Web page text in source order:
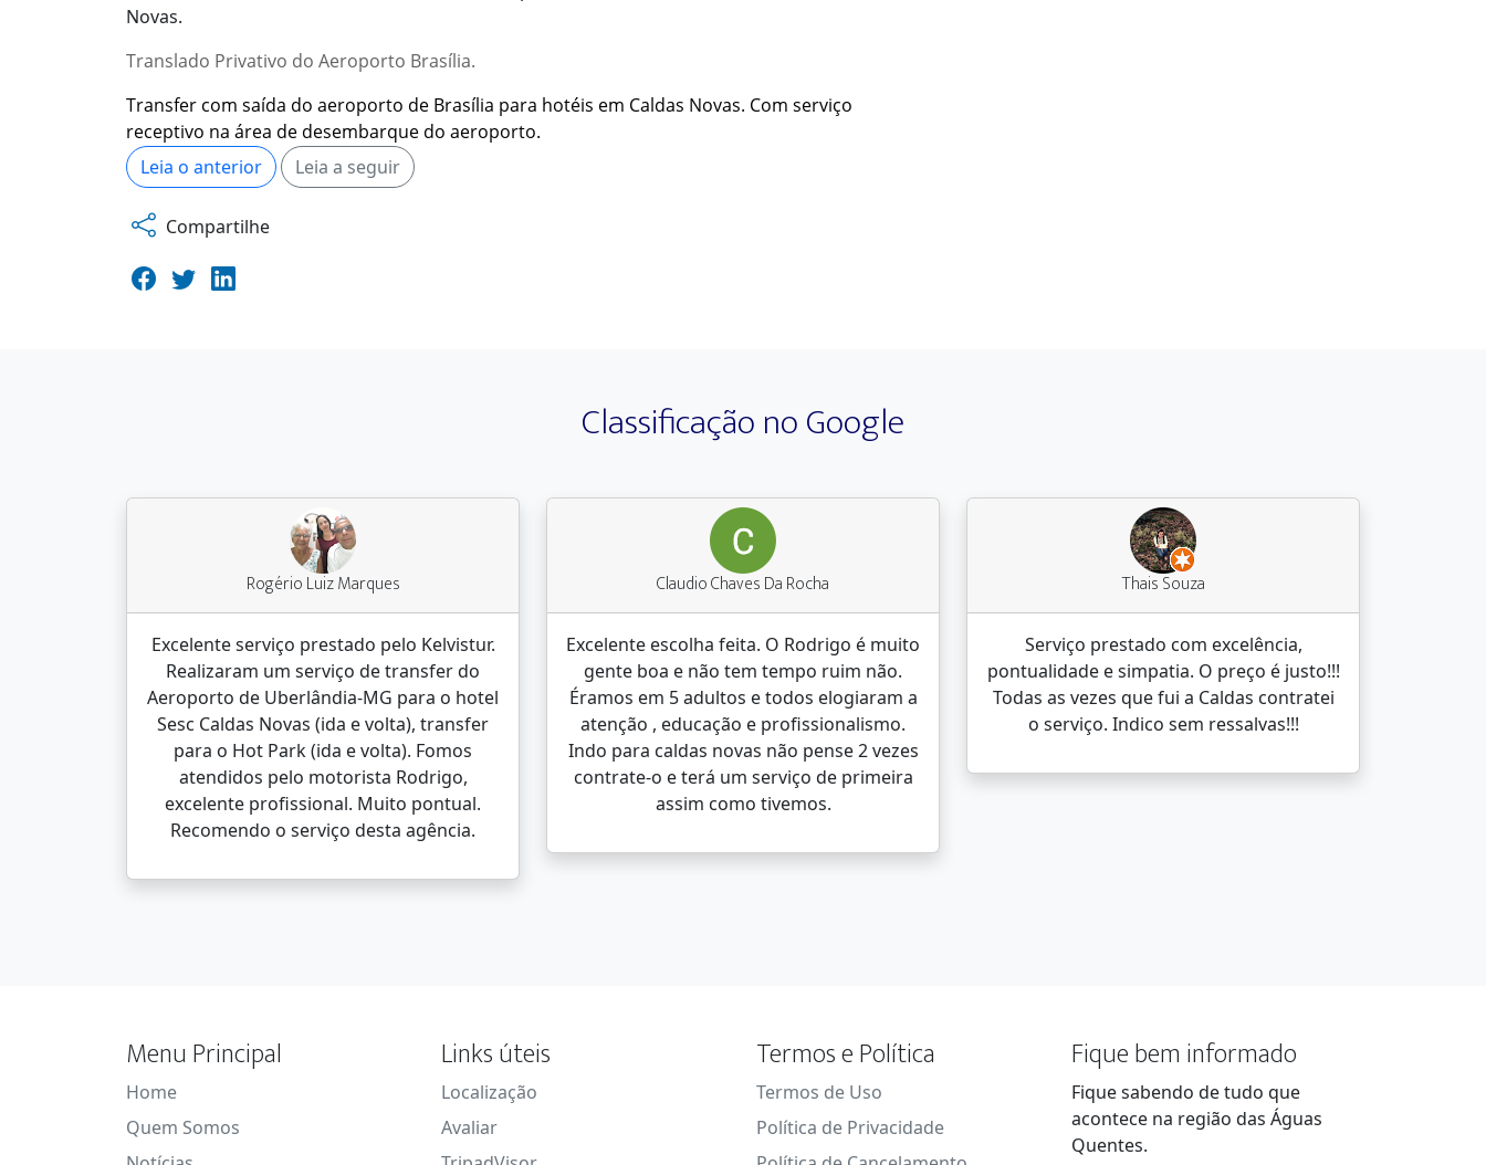
Novas.
Translado Privativo do Aeroporto Brasília.
Transfer com saída do aeroporto de Brasília para hotéis em Caldas Novas. Com serviço
receptivo na área de desembarque do aeroporto.
Leia o anterior
Leia a seguir
Compartilhe
Classificação no Google
Rogério Luiz Marques
Excelente serviço prestado pelo Kelvistur.
Realizaram um serviço de transfer do
Aeroporto de Uberlândia-MG para o hotel
Sesc Caldas Novas (ida e volta), transfer
para o Hot Park (ida e volta). Fomos
atendidos pelo motorista Rodrigo,
excelente profissional. Muito pontual.
Recomendo o serviço desta agência.
Claudio Chaves Da Rocha
Excelente escolha feita. O Rodrigo é muito
gente boa e não tem tempo ruim não.
Éramos em 5 adultos e todos elogiaram a
atenção , educação e profissionalismo.
Indo para caldas novas não pense 2 vezes
contrate-o e terá um serviço de primeira
assim como tivemos.
Thais Souza
Serviço prestado com excelência,
pontualidade e simpatia. O preço é justo!!!
Todas as vezes que fui a Caldas contratei
o serviço. Indico sem ressalvas!!!
Menu Principal
Home
Quem Somos
Links úteis
Localização
Avaliar
Termos e Política
Termos de Uso
Política de Privacidade
Fique bem informado
Fique sabendo de tudo que
acontece na região das Águas
Quentes.